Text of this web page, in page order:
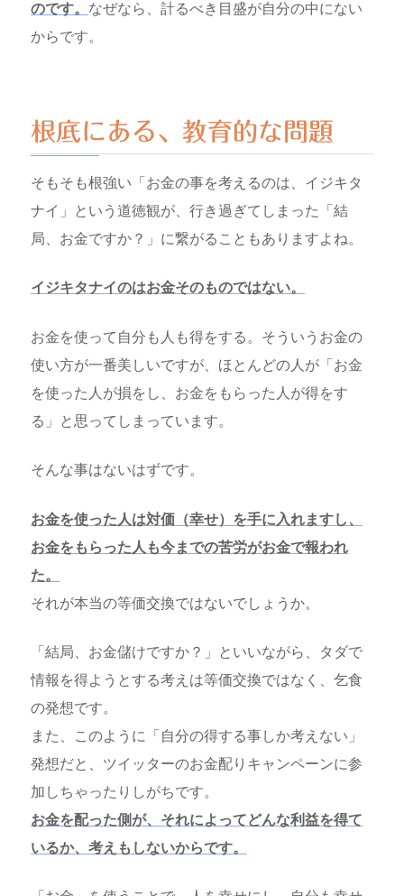
のです。 なぜなら、計るべき目盛が自分の中にない
からです。
根底にある、教育的な問題
そもそも根強い「お金の事を考えるのは、イジキタ
ナイ」という道徳観が、行き過ぎてしまった「結
局、お金ですか？」に繋がることもありますよね。
イジキタナイのはお金そのものではない。
お金を使って自分も人も得をする。そういうお金の
使い方が一番美しいですが、ほとんどの人が「お金
を使った人が損をし、お金をもらった人が得をす
る」と思ってしまっています。
そんな事はないはずです。
お金を使った人は対価（幸せ）を手に入れますし、
お金をもらった人も今までの苦労がお金で報われ
た。
それが本当の等価交換ではないでしょうか。
「結局、お金儲けですか？」といいながら、タダで
情報を得ようとする考えは等価交換ではなく、乞食
の発想です。
また、このように「自分の得する事しか考えない」
発想だと、ツイッターのお金配りキャンペーンに参
加しちゃったりしがちです。
お金を配った側が、それによってどんな利益を得て
いるか、考えもしないからです。